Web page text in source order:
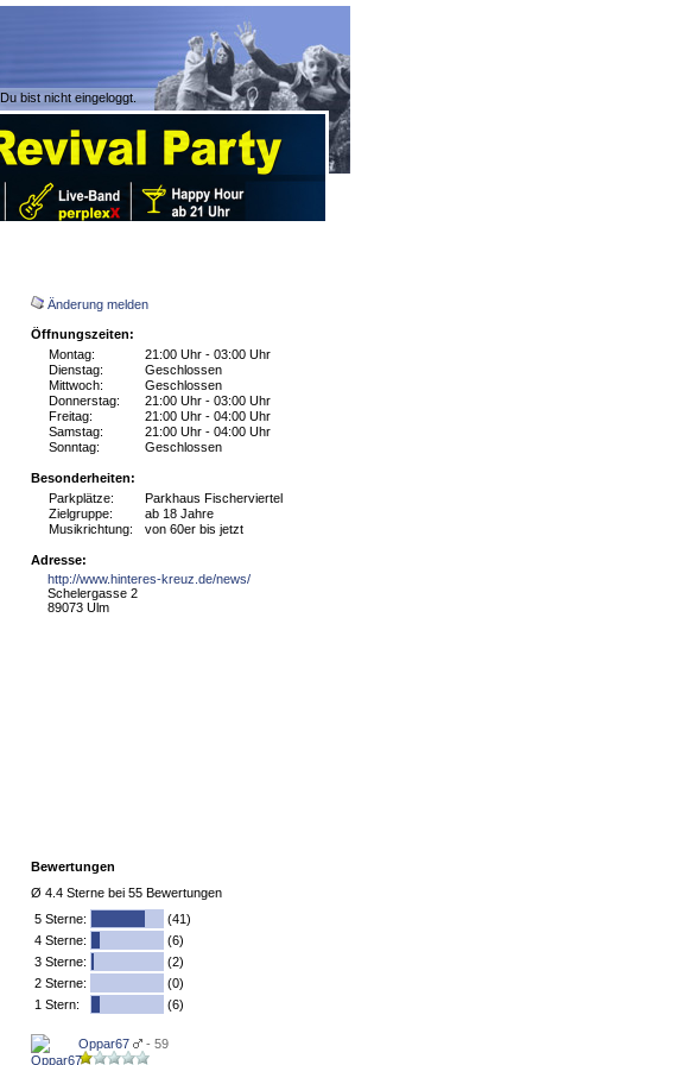
Du bist nicht eingeloggt.
Änderung melden
Öffnungszeiten:
Montag:
21:00 Uhr - 03:00 Uhr
Dienstag:
Geschlossen
Mittwoch:
Geschlossen
Donnerstag:
21:00 Uhr - 03:00 Uhr
Freitag:
21:00 Uhr - 04:00 Uhr
Samstag:
21:00 Uhr - 04:00 Uhr
Sonntag:
Geschlossen
Besonderheiten:
Parkplätze:
Parkhaus Fischerviertel
Zielgruppe:
ab 18 Jahre
Musikrichtung: von 60er bis jetzt
Adresse:
http://www.hinteres-kreuz.de/news/
Schelergasse 2
89073 Ulm
Bewertungen
Ø 4.4 Sterne bei 55 Bewertungen
5 Sterne:
(41)
4 Sterne:
(6)
3 Sterne:
(2)
2 Sterne:
(0)
1 Stern:
(6)
Oppar67 - 59